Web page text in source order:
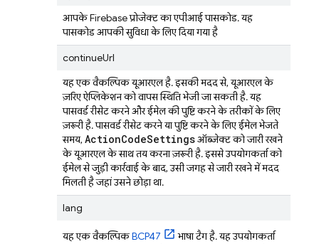
आपके Firebase प्रोजेक्ट का एपीआई पासकोड. यह
पासकोड आपकी सुविधा के लिए दिया गया है
continueUrl
यह एक वैकल्पिक यूआरएल है. इसकी मदद से, यूआरएल के
ज़रिए ऐप्लिकेशन को वापस स्थिति भेजी जा सकती है. यह
पासवर्ड रीसेट करने और ईमेल की पुष्टि करने के तरीकों के लिए
ज़रूरी है. पासवर्ड रीसेट करने या पुष्टि करने के लिए ईमेल भेजते
समय, ActionCodeSettingsऑब्जेक्ट को जारी रखने
के यूआरएल के साथ तय करना ज़रूरी है. इससे उपयोगकर्ता को
ईमेल से जुड़ी कार्रवाई के बाद, उसी जगह से जारी रखने में मदद
मिलती है जहां उसने छोड़ा था.
lang
यह एक वैकल्पिकBCP47 भाषा टैग है. यह उपयोगकर्ता